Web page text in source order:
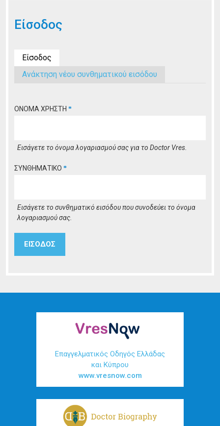
Είσοδος
Είσοδος
Ανάκτηση νέου συνθηματικού εισόδου
ΟΝΟΜΑ ΧΡΗΣΤΗ *
Εισάγετε το όνομα λογαριασμού σας για το Doctor Vres.
ΣΥΝΘΗΜΑΤΙΚΟ *
Εισάγετε το συνθηματικό εισόδου που συνοδεύει το όνομα
λογαριασμού σας.
Επαγγελματικός Οδηγός Ελλάδας
και Κύπρου
www.vresnow.com